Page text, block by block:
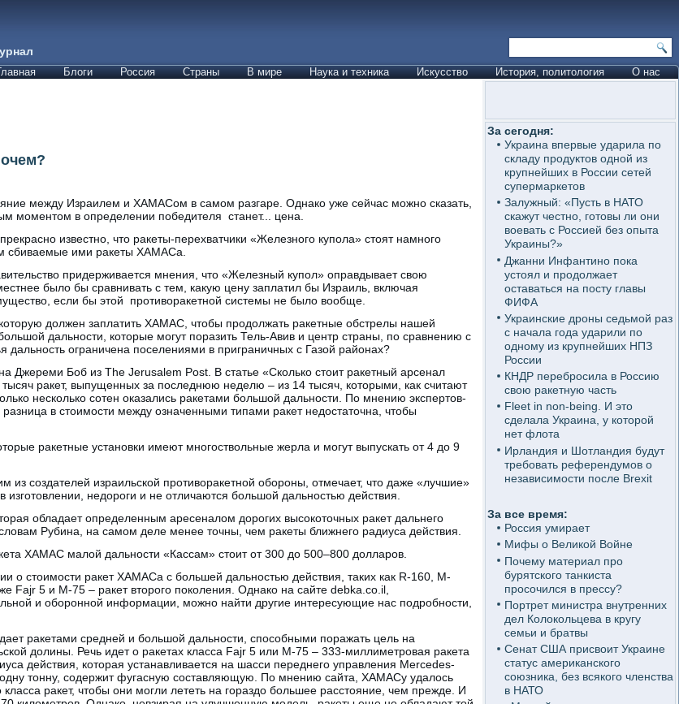
Блоги Россия Страны В мире Наука и техника Искусство История, политология О нас
между Израилем и ХАМАСом в самом разгаре. Однако уже сейчас можно сказать,
моментом в определении победителя станет... цена.
известно, что ракеты-перехватчики «Железного купола» стоят намного
сбиваемые ими ракеты ХАМАСа.
придерживается мнения, что «Железный купол» оправдывает свою
было бы сравнивать с тем, какую цену заплатил бы Израиль, включая
если бы этой противоракетной системы не было вообще.
должен заплатить ХАМАС, чтобы продолжать ракетные обстрелы нашей
дальности, которые могут поразить Тель-Авив и центр страны, по сравнению с
дальность ограничена поселениями в приграничных с Газой районах?
Джереми Боб из The Jerusalem Post. В статье «Сколько стоит ракетный арсенал
ракет, выпущенных за последнюю неделю – из 14 тысяч, которыми, как считают
несколько сотен оказались ракетами большой дальности. По мнению экспертов-
в стоимости между означенными типами ракет недостаточна, чтобы
ракетные установки имеют многоствольные жерла и могут выпускать от 4 до 9
из создателей израильской противоракетной обороны, отмечает, что даже «лучшие»
недороги и не отличаются большой дальностью действия.
обладает определенным аресеналом дорогих высокоточных ракет дальнего
Рубина, на самом деле менее точны, чем ракеты ближнего радиуса действия.
ХАМАС малой дальности «Кассам» стоит от 300 до 500–800 долларов.
о стоимости ракет ХАМАСа с большей дальностью действия, таких как R-160, M-
Fajr 5 и М-75 – ракет второго поколения. Однако на сайте debka.co.il,
и оборонной информации, можно найти другие интересующие нас подробности,
ракетами средней и большой дальности, способными поражать цель на
долины. Речь идет о ракетах класса Fajr 5 или М-75 – 333-миллиметровая ракета
действия, которая устанавливается на шасси переднего управления Mercedes-
тонну, содержит фугасную составляющую. По мнению сайта, ХАМАСу удалось
класса ракет, чтобы они могли лететь на гораздо большее расстояние, чем прежде. И
За сегодня:
Украина впервые ударила по
складу продуктов одной из
крупнейших в России сетей
супермаркетов
Залужный: «Пусть в НАТО
скажут честно, готовы ли они
воевать с Россией без опыта
Украины?»
Джанни Инфантино пока
устоял и продолжает
оставаться на посту главы
ФИФА
Украинские дроны седьмой раз
с начала года ударили по
одному из крупнейших НПЗ
России
КНДР перебросила в Россию
свою ракетную часть
Fleet in non-being. И это
сделала Украина, у которой
нет флота
Ирландия и Шотландия будут
требовать референдумов о
независимости после Brexit
За все время:
Россия умирает
Мифы о Великой Войне
Почему материал про
бурятского танкиста
просочился в прессу?
Портрет министра внутренних
дел Колокольцева в кругу
семьи и братвы
Сенат США присвоит Украине
статус американского
союзника, без всякого членства
в НАТО